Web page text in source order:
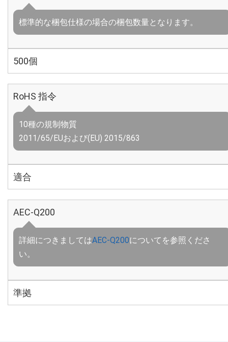
標準的な梱包仕様の場合の梱包数量となります。
500個
RoHS 指令
10種の規制物質
2011/65/EUおよび(EU) 2015/863
適合
AEC-Q200
詳細につきましてはAEC-Q200についてを参照くださ
い。
準拠